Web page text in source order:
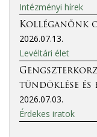
Intézményi hírek
Kolléganőnk
2026.07.13.
Levéltári élet
tündöklése és
2026.07.03.
Érdekes iratok